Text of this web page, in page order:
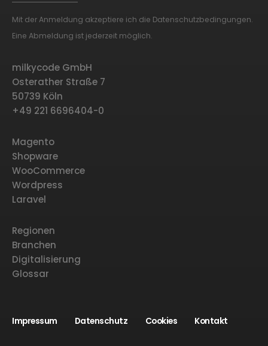
Mit der Anmeldung akzeptiere ich die Datenschutzbedingungen.
Eine Abmeldung ist jederzeit möglich.
milkycode GmbH
Osterather Straße 7
50739 Köln
+49 221 6696404-0
Magento
Shopware
WooCommerce
Wordpress
Laravel
Regionen
Branchen
Digitalisierung
Glossar
Impressum Datenschutz Cookies Kontakt